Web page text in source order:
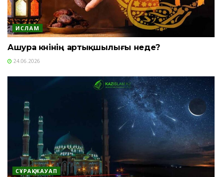
ИСЛАМ
Ашура күнінің артықшылығы неде?
24.06.2026
СҰРАҚ-ЖАУАП